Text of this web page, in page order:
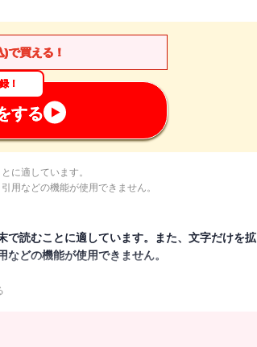
)で買える！
！
する
に適しています。
用などの機能が使用できません。
読むことに適しています。また、文字だけを拡
どの機能が使用できません。
ポ。禁足地、聖地、怪談現場、死の世界などを